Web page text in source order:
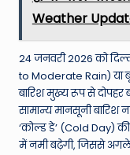
Weather
24 जनवरी 2026 को
to Moderate Rain) या
बारिश मुख्य रूप से दोपहर
सामान्य मानसूनी बारिश
‘कोल्ड डे’ (Cold Day) की
में नमी बढ़ेगी, जिससे अगले